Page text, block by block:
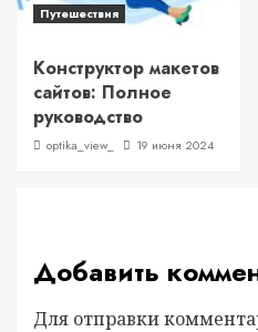
Путешествия
Конструктор макетов
сайтов: Полное
руководство
optika_view_ 19 июня 2024
Добавить
Для отправки